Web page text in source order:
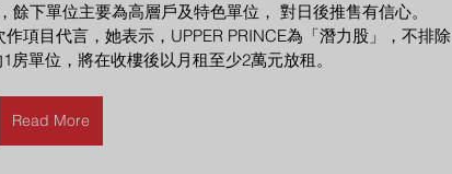
下單位主要為高層戶及特色單位， 對日後推售有信心。
項目代言，她表示，UPPER PRINCE為「潛力股」，不排除
單位，將在收樓後以月租至少2萬元放租。
Read More